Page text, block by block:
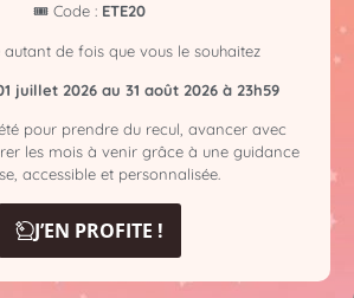
la différence entre
et
?
chacun de nous.
🎟️ Code : ETE20
autant de fois que vous le souhaitez
juillet 2026 au 31 août 2026 à 23h59
pour prendre du recul, avancer avec
les mois à venir grâce à une guidance
accessible et personnalisée.
J’EN PROFITE !